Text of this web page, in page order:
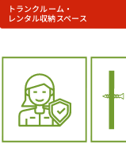
トランクルーム・
レンタル収納スペース